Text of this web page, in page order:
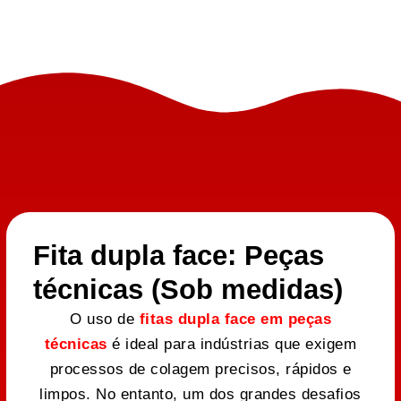
Fita dupla face: Peças
técnicas (Sob medidas)
O uso de fitas dupla face em peças
técnicas é ideal para indústrias que exigem
processos de colagem precisos, rápidos e
limpos. No entanto, um dos grandes desafios